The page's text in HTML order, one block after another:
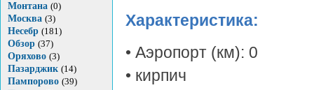
Монтана (0)
Москва (3)
Несебр (181)
Обзор (37)
Оряхово (3)
Пазарджик (14)
Пампорово (39)
Характеристика:
• Аэропорт (км): 0
• кирпич